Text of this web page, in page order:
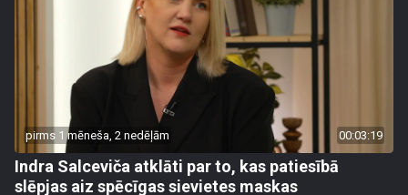
pirms 1 mēneša, 2 nedēļām 00:03:19
Indra Salceviča atklāti par to, kas patiesībā
slēpjas aiz spēcīgas sievietes maskas